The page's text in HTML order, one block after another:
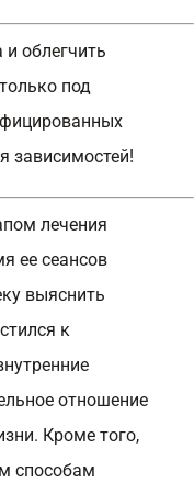
облегчить
под
зависимостей!
лечения
ее сеансов
выяснить
к
отношение
Кроме того,
способам